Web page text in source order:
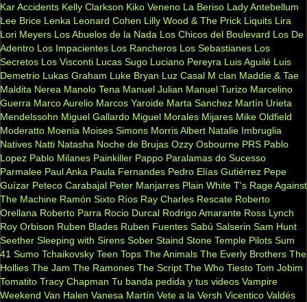
Kar Accidents Kelly Clarkson Kiko Veneno La Beriso Lady Antebellum
Lee Brice Lenka Leonard Cohen Lilly Wood & The Prick Liquits Lira
Lori Meyers Los Abuelos de la Nada Los Chicos del Boulevard Los De
Adentro Los Impacientes Los Rancheros Los Sebastianes Los
Secretos Los Visconti Lucas Sugo Luciano Pereyra Luis Aguilé Luis
Demetrio Lukas Graham Luke Bryan Luz Casal M clan Maddie & Tae
Maldita Nerea Manolo Tena Manuel Julian Manuel Turizo Marcelino
Guerra Marco Aurelio Marcos Yaroide Marta Sanchez Martín Urieta
Mendelssohn Miguel Gallardo Miguel Morales Mijares Mike Oldfield
Moderatto Moenia Moises Simons Morris Albert Natalie Imbruglia
Natives Natti Natasha Noche de Brujas Ozzy Osbourne PRS Pablo
Lopez Pablo Milanes Painkiller Pappo Paralamas do Sucesso
Parmalee Paul Anka Paula Fernandes Pedro Elías Gutiérrez Pepe
Guízar Peteco Carabajal Peter Manjarres Plain White T's Rage Against
The Machine Ramón Sixto Ríos Ray Charles Rescate Roberto
Orellana Roberto Parra Rocio Durcal Rodrigo Amarante Ross Lynch
Roy Orbison Ruben Blades Ruben Fuentes Sabú Salserin Sam Hunt
Seether Sleeping with Sirens Sober Staind Stone Temple Pilots Sum
41 Sumo Tchaikovsky Teen Tops The Animals The Everly Brothers The
Hollies The Jam The Ramones The Script The Who Tiesto Tom Jobim
Tomatito Tracy Chapman Tu banda pedida y tus videos Vampire
Weekend Van Halen Vanesa Martín Vete a la Versh Vicentico Valdés